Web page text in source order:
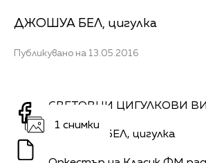
1 снимки
ДЖОШУА БЕЛ, цигулка
Публикувано на 13.05.2016
СВЕТОВНИ ЦИГУЛКОВИ
ДЖОШУА БЕЛ, цигулка